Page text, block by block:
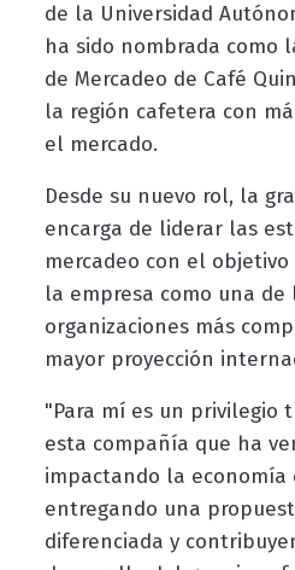
de la Universidad
ha sido nombrada como
de Mercadeo de Café
la región cafetera con
el mercado.
Desde su nuevo rol, la
encarga de liderar las
mercadeo con el
la empresa como una de
organizaciones más
mayor proyección
"Para mí es un privilegio
esta compañía que ha
impactando la economía
entregando una
diferenciada y